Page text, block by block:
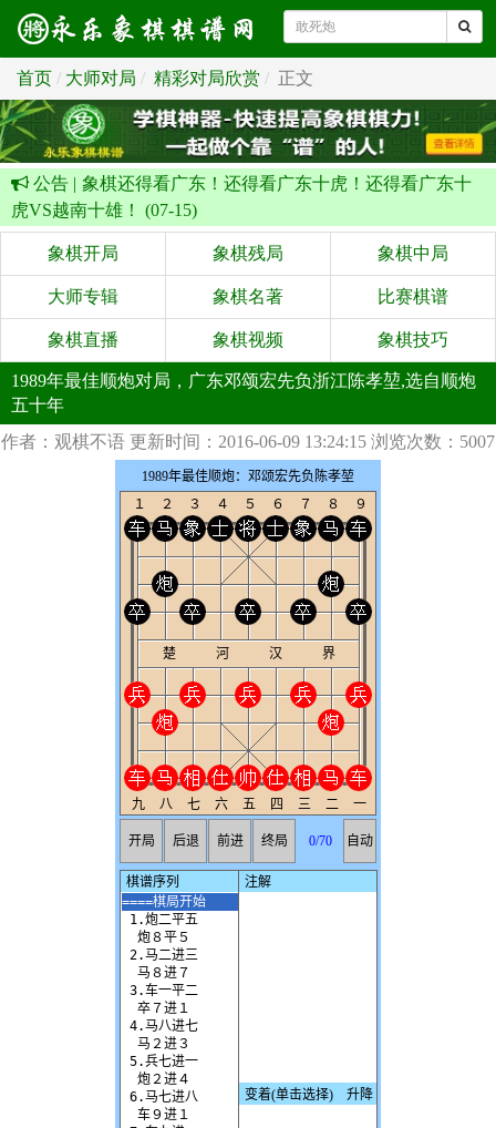
首页 大师对局 精彩对局欣赏 正文
公告 | 象棋还得看广东！还得看广东十虎！还得看广东十
虎VS越南十雄！ (07-15)
象棋开局 象棋残局 象棋中局
大师专辑 象棋名著 比赛棋谱
象棋直播 象棋视频 象棋技巧
1989年最佳顺炮对局，广东邓颂宏先负浙江陈孝堃,选自顺炮
五十年
作者：观棋不语 更新时间：2016-06-09 13:24:15 浏览次数：5007